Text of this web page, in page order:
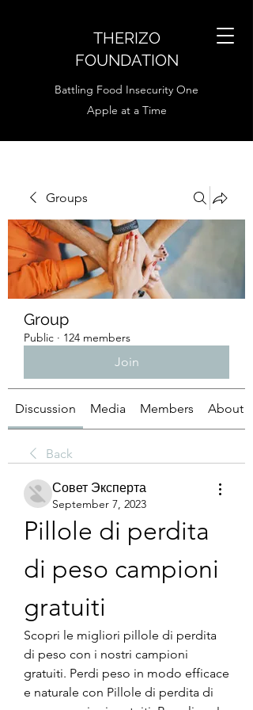
THERIZO
FOUNDATION
Battling Food Insecurity One
Apple at a Time
Groups
Group
Public · 124 members
Join
Discussion Media Members About
Back
Совет Эксперта
September 7, 2023
Pillole di perdita
di peso campioni
gratuiti
Scopri le migliori pillole di perdita
di peso con i nostri campioni
gratuiti. Perdi peso in modo efficace
e naturale con Pillole di perdita di